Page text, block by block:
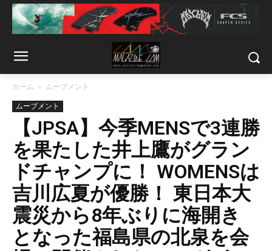
ホーム
ムーブメント
ムーブメント
【JPSA】今季MENSで3連勝
を果たした井上鷹がグラン
ドチャンプに！ WOMENSは
吉川広夏が優勝！ 東日本大
震災から8年ぶりに海開き
となった福島県の北泉を会